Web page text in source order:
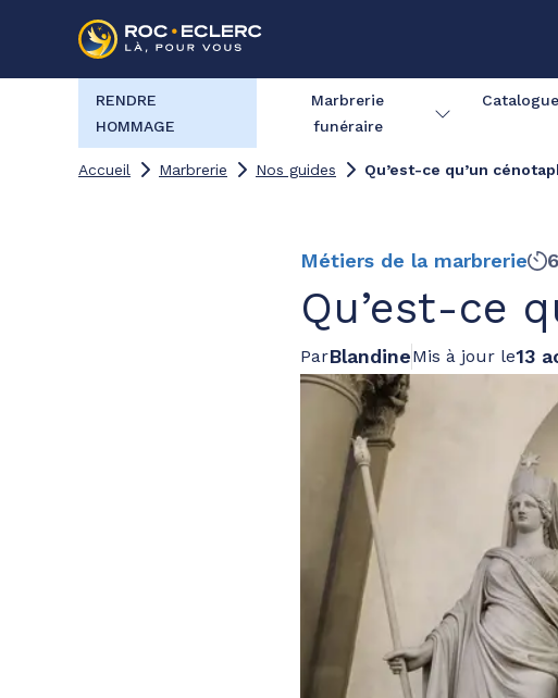
RENDRE
HOMMAGE
Marbrerie
funéraire
Accueil Marbrerie Nos guides Qu’est-ce qu’un
Métiers de la marbrerie
Qu’est-ce
ParBlandineMis à jour le13